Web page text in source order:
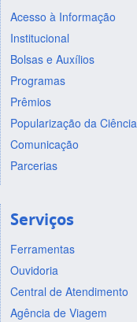
Acesso à Informação
Institucional
Bolsas e Auxílios
Programas
Prêmios
Popularização da Ciência
Comunicação
Parcerias
Serviços
Ferramentas
Ouvidoria
Central de Atendimento
Agência de Viagem